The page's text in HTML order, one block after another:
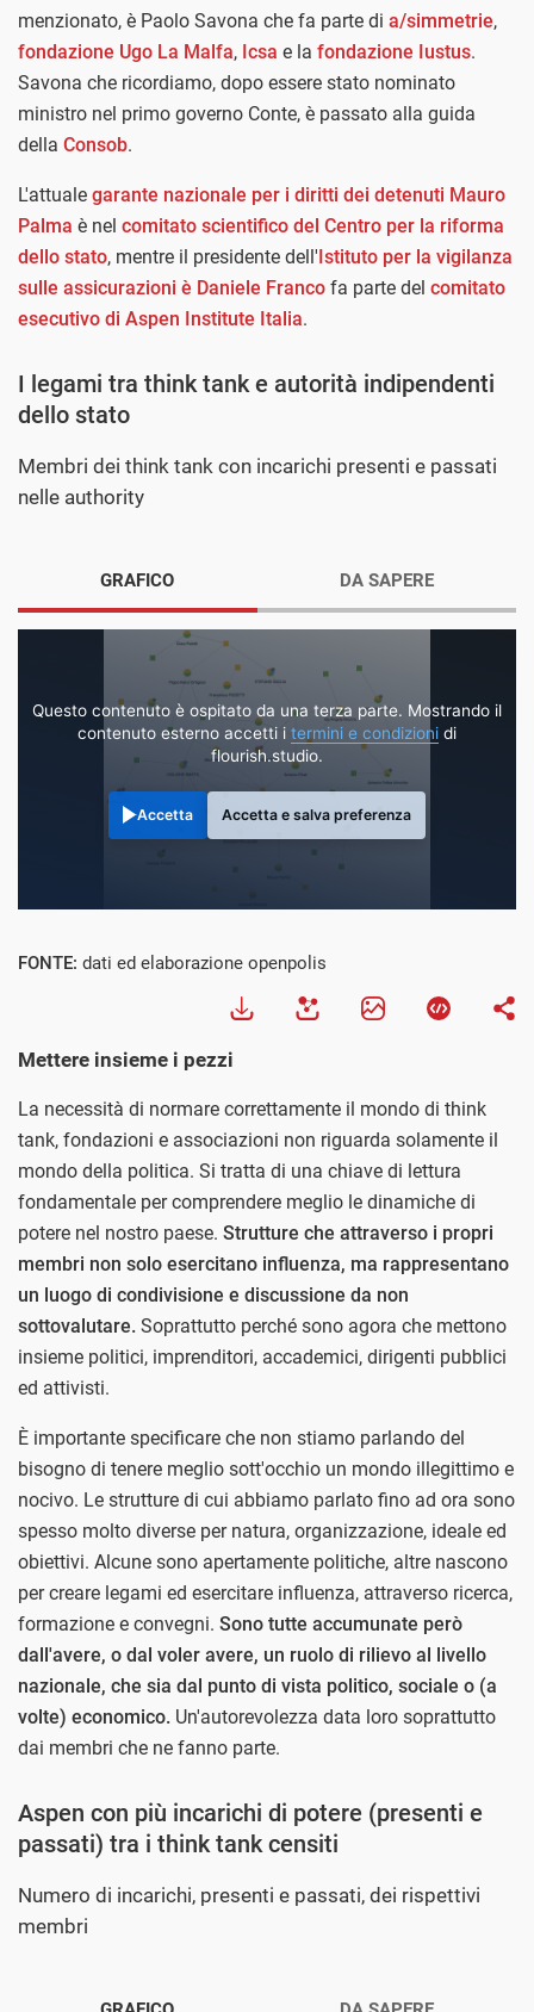
menzionato, è Paolo Savona che fa parte di a/simmetrie,
fondazione Ugo La Malfa, Icsa e la fondazione Iustus.
Savona che ricordiamo, dopo essere stato nominato
ministro nel primo governo Conte, è passato alla guida
della Consob.
L'attuale garante nazionale per i diritti dei detenuti Mauro
Palma è nel comitato scientifico del Centro per la riforma
dello stato, mentre il presidente dell'Istituto per la vigilanza
sulle assicurazioni è Daniele Franco fa parte del comitato
esecutivo di Aspen Institute Italia.
I legami tra think tank e autorità indipendenti
dello stato
Membri dei think tank con incarichi presenti e passati
nelle authority
GRAFICO
Questo contenuto è ospitato da una terza parte. Mostrando il
contenuto esterno accetti i termini e condizioni di
flourish.studio.
Accetta Accetta e salva preferenza
DA SAPERE
FONTE: dati ed elaborazione openpolis
Mettere insieme i pezzi
La necessità di normare correttamente il mondo di think
tank, fondazioni e associazioni non riguarda solamente il
mondo della politica. Si tratta di una chiave di lettura
fondamentale per comprendere meglio le dinamiche di
potere nel nostro paese. Strutture che attraverso i propri
membri non solo esercitano influenza, ma rappresentano
un luogo di condivisione e discussione da non
sottovalutare. Soprattutto perché sono agora che mettono
insieme politici, imprenditori, accademici, dirigenti pubblici
ed attivisti.
È importante specificare che non stiamo parlando del
bisogno di tenere meglio sott'occhio un mondo illegittimo e
nocivo. Le strutture di cui abbiamo parlato fino ad ora sono
spesso molto diverse per natura, organizzazione, ideale ed
obiettivi. Alcune sono apertamente politiche, altre nascono
per creare legami ed esercitare influenza, attraverso ricerca,
formazione e convegni. Sono tutte accumunate però
dall'avere, o dal voler avere, un ruolo di rilievo al livello
nazionale, che sia dal punto di vista politico, sociale o (a
volte) economico. Un'autorevolezza data loro soprattutto
dai membri che ne fanno parte.
Aspen con più incarichi di potere (presenti e
passati) tra i think tank censiti
Numero di incarichi, presenti e passati, dei rispettivi
membri